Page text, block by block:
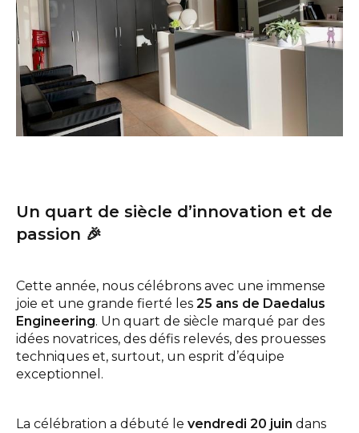
Interlocuteurs
INFO@DAEDALUS.LU +352 26 87 03 55
Un quart de siècle d’innovation et de
passion 🎉
Cette année, nous célébrons avec une immense
joie et une grande fierté les 25 ans de Daedalus
Engineering. Un quart de siècle marqué par des
idées novatrices, des défis relevés, des prouesses
techniques et, surtout, un esprit d’équipe
exceptionnel.
La célébration a débuté le vendredi 20 juin dans